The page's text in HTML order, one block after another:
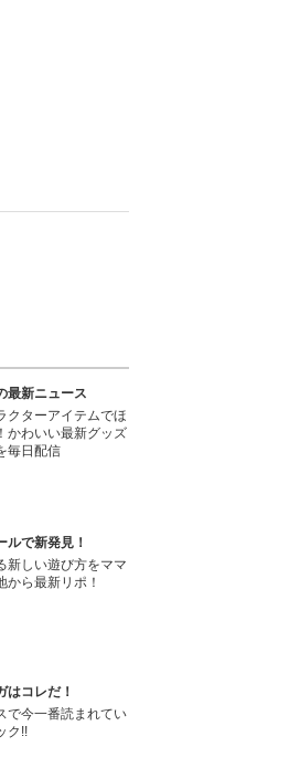
最新ニュース
クターアイテムでほ
かわいい最新グッズ
毎日配信
ルで新発見！
新しい遊び方をママ
から最新リポ！
はコレだ！
で今一番読まれてい
ク!!